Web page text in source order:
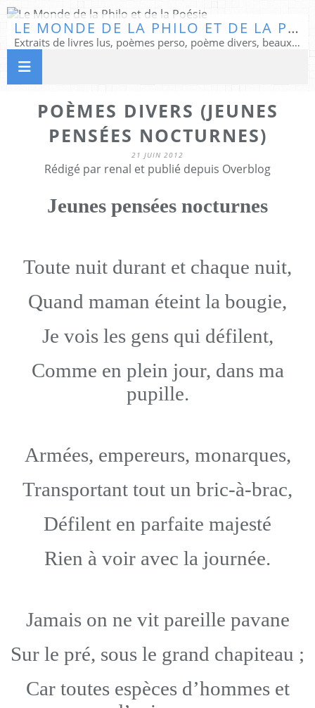
LE MONDE DE LA PHILO ET DE LA POÉSIE
Extraits de livres lus, poèmes perso, poème divers, beaux textes...
POÈMES DIVERS (JEUNES
PENSÉES NOCTURNES)
21 JUIN 2012
Rédigé par renal et publié depuis Overblog
Jeunes pensées nocturnes
Toute nuit durant et chaque nuit,
Quand maman éteint la bougie,
Je vois les gens qui défilent,
Comme en plein jour, dans ma
pupille.
Armées, empereurs, monarques,
Transportant tout un bric-à-brac,
Défilent en parfaite majesté
Rien à voir avec la journée.
Jamais on ne vit pareille pavane
Sur le pré, sous le grand chapiteau ;
Car toutes espèces d’hommes et